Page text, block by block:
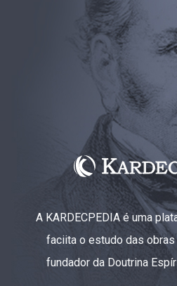
A KARDECPEDIA é uma
faciita o estudo das obras
fundador da Doutrina